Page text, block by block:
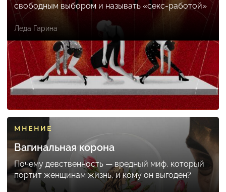
свободным выбором и называть «секс-работой»
Леда Гарина
МНЕНИЕ
Вагинальная корона
Почему девственность — вредный миф, который
портит женщинам жизнь, и кому он выгоден?